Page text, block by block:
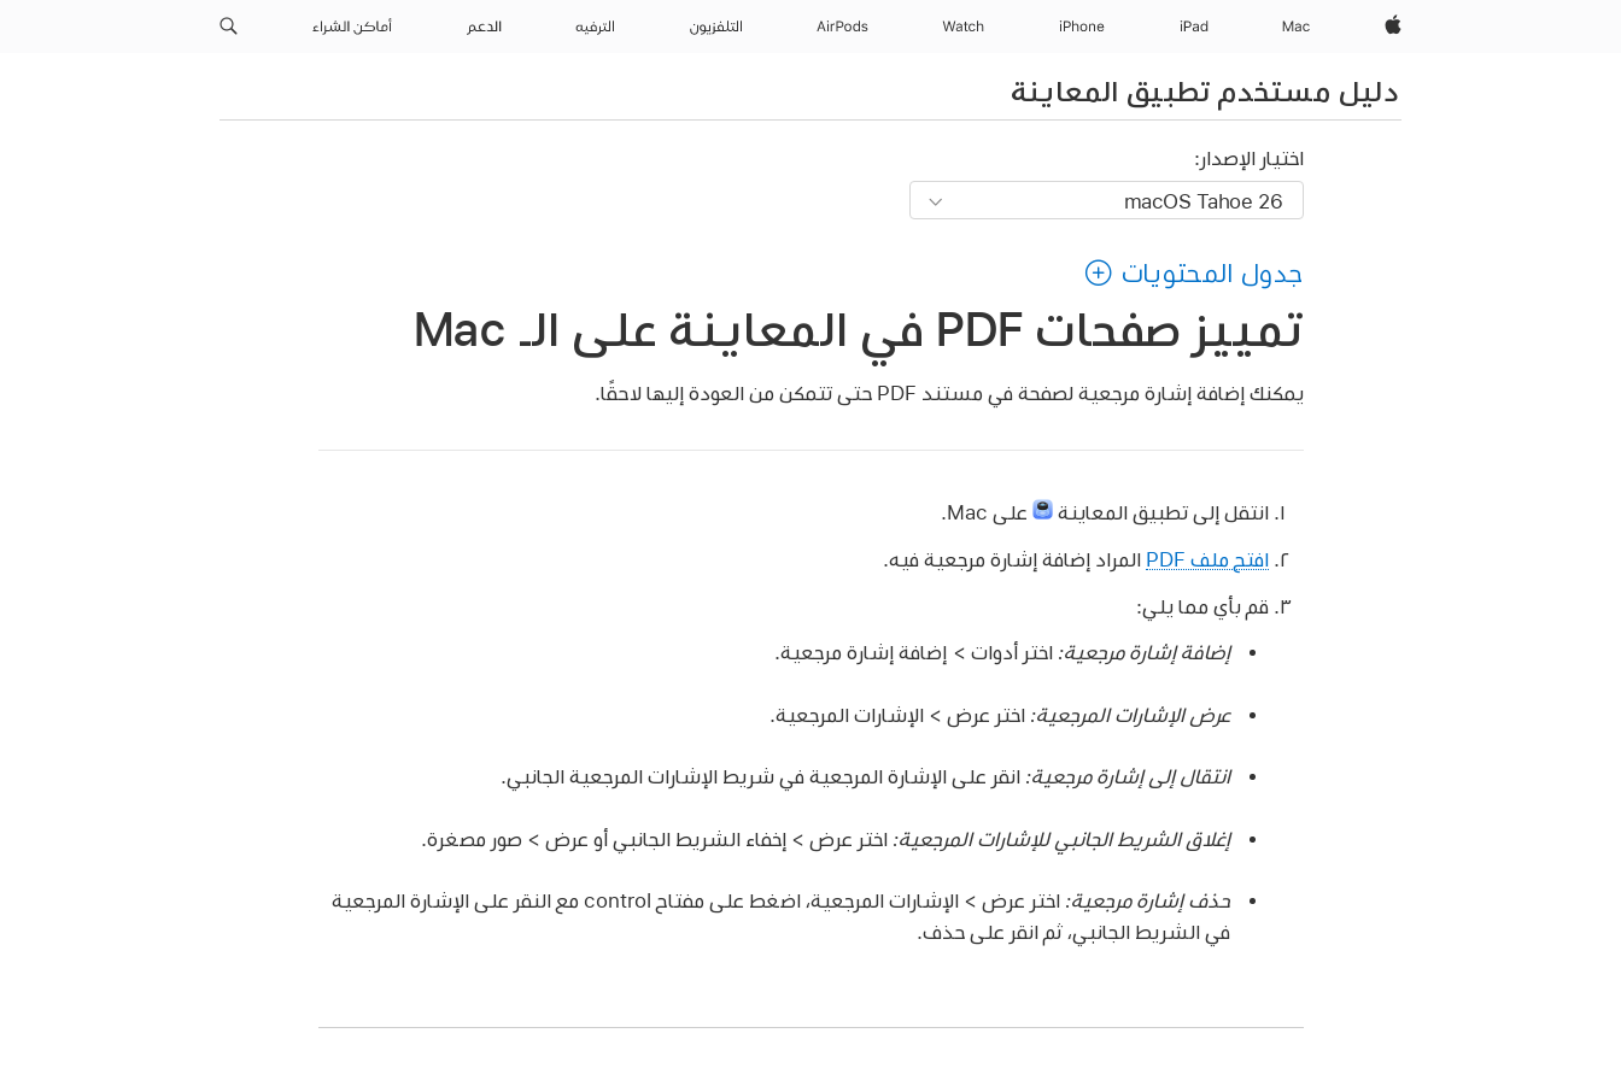
Apple‏
Mac
iPad‏
iPhone
Watch
AirPods التلفزيون الترفيه الدعم أماكن الشراء
دليل مستخدم تطبيق المعاينة
اختيار الإصدار:
جدول المحتويات
تمييز صفحات PDF في المعاينة على الـ Mac
يمكنك إضافة إشارة مرجعية لصفحة في مستند PDF حتى تتمكن من العودة إليها لاحقًا.
انتقل إلى تطبيق المعاينة على Mac.
افتح ملف PDF المراد إضافة إشارة مرجعية فيه.
قم بأي مما يلي:
إضافة إشارة مرجعية: اختر أدوات > إضافة إشارة مرجعية.
عرض الإشارات المرجعية: اختر عرض > الإشارات المرجعية.
انتقال إلى إشارة مرجعية: انقر على الإشارة المرجعية في شريط الإشارات المرجعية الجانبي.
إغلاق الشريط الجانبي للإشارات المرجعية: اختر عرض > إخفاء الشريط الجانبي أو عرض > صور مصغرة.
حذف إشارة مرجعية:
اختر عرض > الإشارات المرجعية، اضغط على مفتاح control مع النقر على الإشارة المرجعية
في الشريط الجانبي، ثم انقر على حذف.